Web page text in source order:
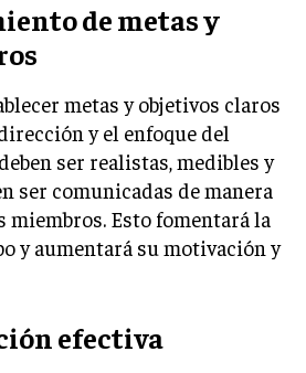
talento humano.
digitales y domina los buscadores,
de metas y
metas y objetivos claros
y el enfoque del
ser realistas, medibles y
ser comunicadas de manera
miembros. Esto fomentará la
y aumentará su motivación y
efectiva